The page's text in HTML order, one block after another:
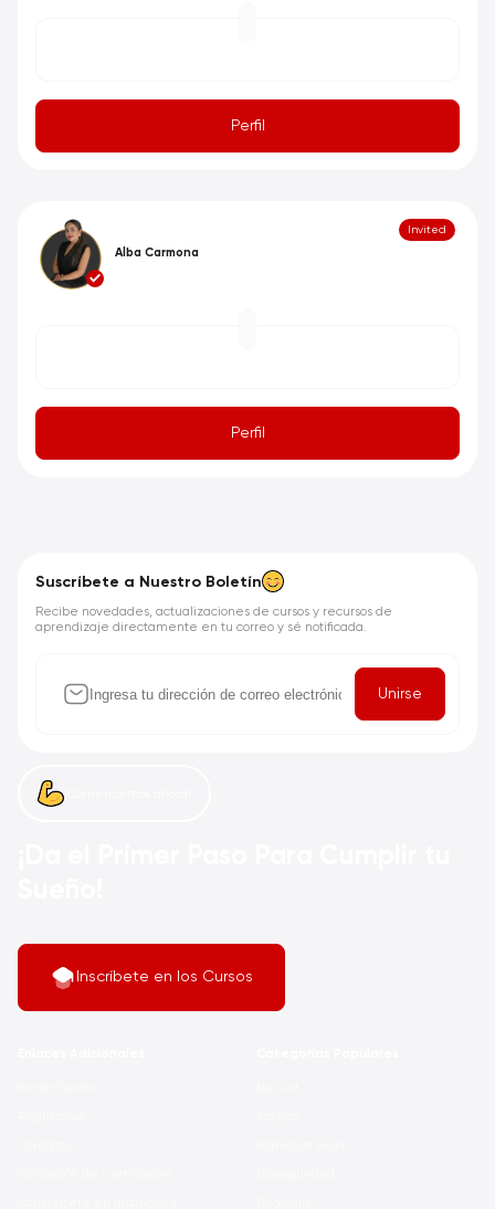
Perfil
Invited
Alba Carmona
Perfil
Suscríbete a Nuestro Boletín
Recibe novedades, actualizaciones de cursos y recursos de
aprendizaje directamente en tu correo y sé notificada.
Unirse
Inscríbete en los Cursos